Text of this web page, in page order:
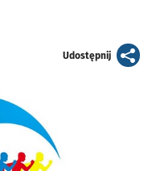
Udostępnijartykuł